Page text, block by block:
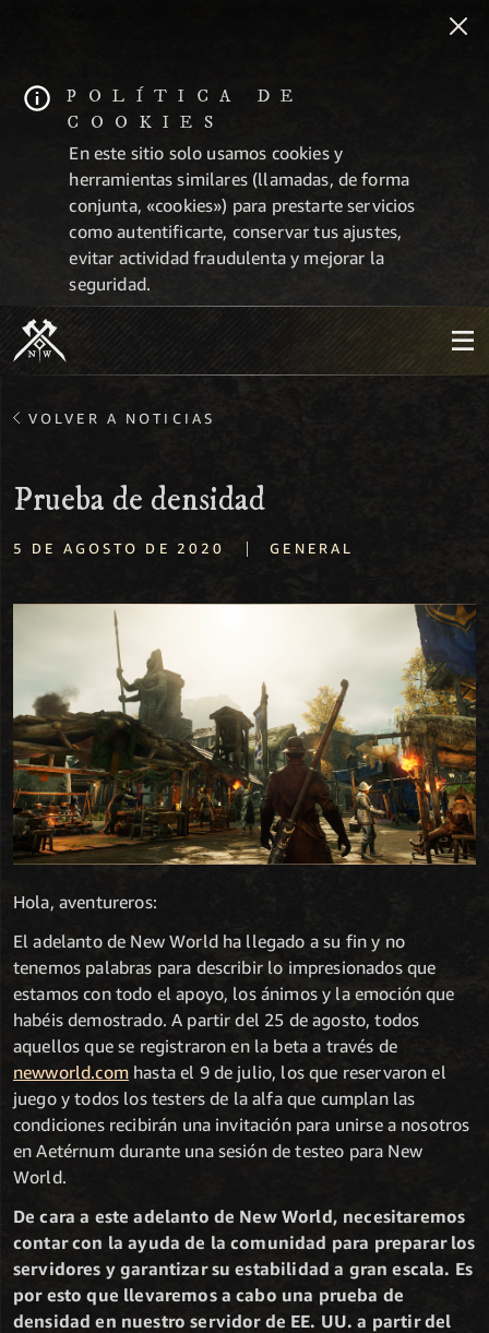
POLÍTICA DE
COOKIES
En este sitio solo usamos cookies y
herramientas similares (llamadas, de forma
conjunta, «cookies») para prestarte servicios
como autentificarte, conservar tus ajustes,
evitar actividad fraudulenta y mejorar la
seguridad.
VOLVER A NOTICIAS
Prueba de densidad
5 DE AGOSTO DE 2020 | GENERAL
Hola, aventureros:
El adelanto de New World ha llegado a su fin y no
tenemos palabras para describir lo impresionados que
estamos con todo el apoyo, los ánimos y la emoción que
habéis demostrado. A partir del 25 de agosto, todos
aquellos que se registraron en la beta a través de
newworld.comhasta el 9 de julio, los que reservaron el
juego y todos los testers de la alfa que cumplan las
condiciones recibirán una invitación para unirse a nosotros
en Aetérnum durante una sesión de testeo para New
World.
De cara a este adelanto de New World, necesitaremos
contar con la ayuda de la comunidad para preparar los
servidores y garantizar su estabilidad a gran escala. Es
por esto que llevaremos a cabo una prueba de
densidad en nuestro servidor de EE. UU. a partir del